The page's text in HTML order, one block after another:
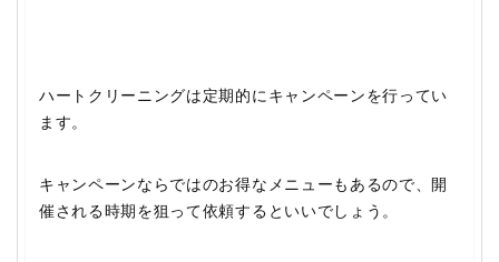
ハートクリーニングは定期的にキャンペーンを行ってい
ます。
キャンペーンならではのお得なメニューもあるので、開
催される時期を狙って依頼するといいでしょう。